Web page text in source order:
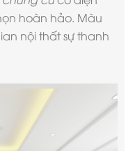
hoàn hảo. Màu
nội thất sự thanh